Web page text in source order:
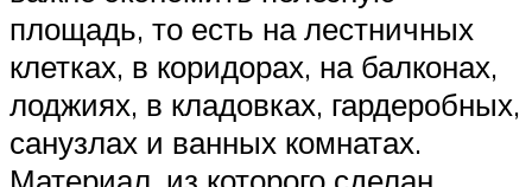
площадь, то есть на лестничных
клетках, в коридорах, на балконах,
лоджиях, в кладовках, гардеробных,
санузлах и ванных комнатах.